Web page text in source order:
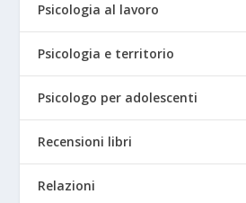
Psicologia al lavoro
Psicologia e territorio
Psicologo per adolescenti
Recensioni libri
Relazioni